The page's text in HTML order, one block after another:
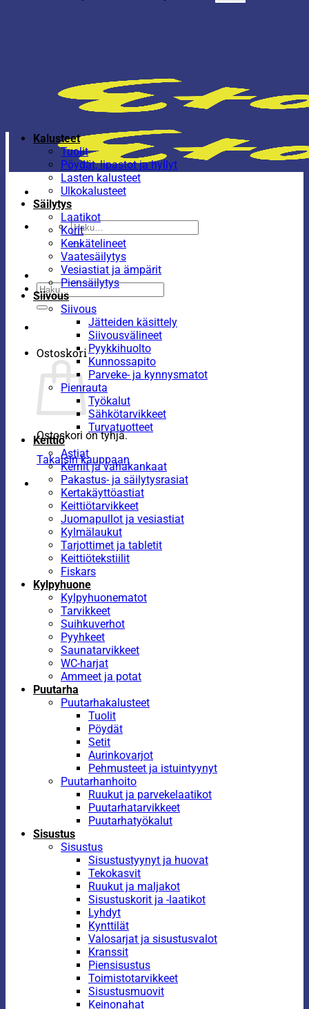
Etsi:
Etsi:
Ostoskori
Ostoskori on tyhjä.
Takaisin kauppaan
Kalusteet
Tuolit
Pöydät, lipastot ja hyllyt
Lasten kalusteet
Ulkokalusteet
Säilytys
Laatikot
Korit
Kenkätelineet
Vaatesäilytys
Vesiastiat ja ämpärit
Piensäilytys
Siivous
Siivous
Jätteiden käsittely
Siivousvälineet
Pyykkihuolto
Kunnossapito
Parveke- ja kynnysmatot
Pienrauta
Työkalut
Sähkötarvikkeet
Turvatuotteet
Keittiö
Astiat
Kernit ja vahakankaat
Pakastus- ja säilytysrasiat
Kertakäyttöastiat
Keittiötarvikkeet
Juomapullot ja vesiastiat
Kylmälaukut
Tarjottimet ja tabletit
Keittiötekstiilit
Fiskars
Kylpyhuone
Kylpyhuonematot
Tarvikkeet
Suihkuverhot
Pyyhkeet
Saunatarvikkeet
WC-harjat
Ammeet ja potat
Puutarha
Puutarhakalusteet
Tuolit
Pöydät
Setit
Aurinkovarjot
Pehmusteet ja istuintyynyt
Puutarhanhoito
Ruukut ja parvekelaatikot
Puutarhatarvikkeet
Puutarhatyökalut
Sisustus
Sisustus
Sisustustyynyt ja huovat
Tekokasvit
Ruukut ja maljakot
Sisustuskorit ja -laatikot
Lyhdyt
Kynttilät
Valosarjat ja sisustusvalot
Kranssit
Piensisustus
Toimistotarvikkeet
Sisustusmuovit
Keinonahat